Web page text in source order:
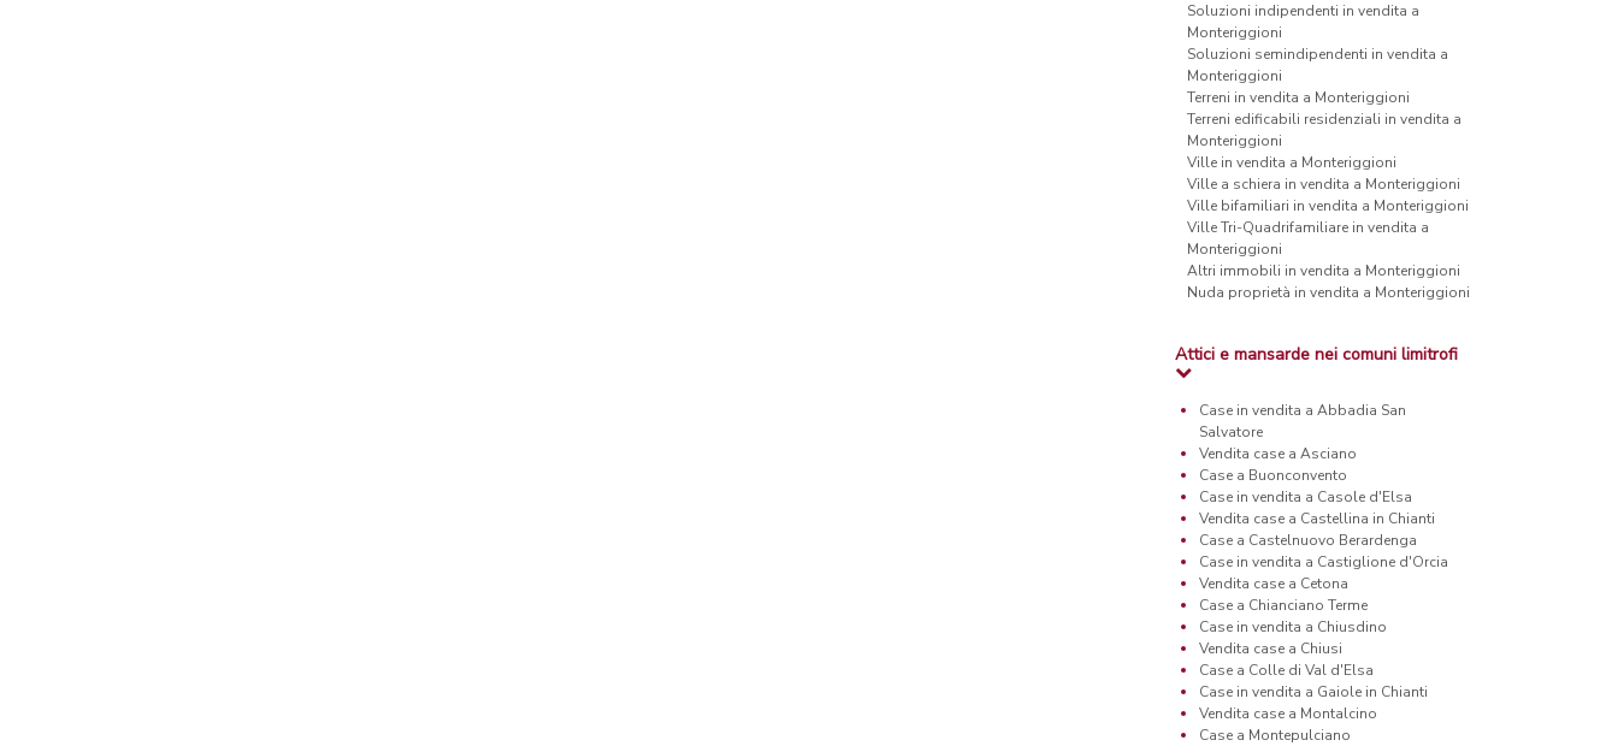
Soluzioni indipendenti in vendita a
Monteriggioni
Soluzioni semindipendenti in vendita a
Monteriggioni
Terreni in vendita a Monteriggioni
Terreni edificabili residenziali in vendita a
Monteriggioni
Ville in vendita a Monteriggioni
Ville a schiera in vendita a Monteriggioni
Ville bifamiliari in vendita a Monteriggioni
Ville Tri-Quadrifamiliare in vendita a
Monteriggioni
Altri immobili in vendita a Monteriggioni
Nuda proprietà in vendita a Monteriggioni
Attici e mansarde nei comuni limitrofi
Case in vendita a Abbadia San
Salvatore
Vendita case a Asciano
Case a Buonconvento
Case in vendita a Casole d'Elsa
Vendita case a Castellina in Chianti
Case a Castelnuovo Berardenga
Case in vendita a Castiglione d'Orcia
Vendita case a Cetona
Case a Chianciano Terme
Case in vendita a Chiusdino
Vendita case a Chiusi
Case a Colle di Val d'Elsa
Case in vendita a Gaiole in Chianti
Vendita case a Montalcino
Case a Montepulciano